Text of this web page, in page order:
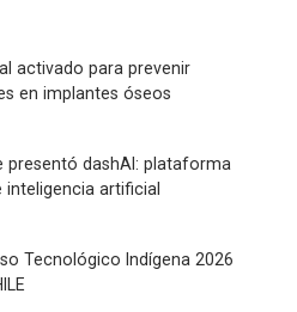
activado para prevenir
en implantes óseos
presentó dashAI: plataforma
inteligencia artificial
Tecnológico Indígena 2026